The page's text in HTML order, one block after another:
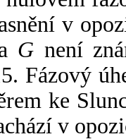
v
G není
Fázový
ke
v